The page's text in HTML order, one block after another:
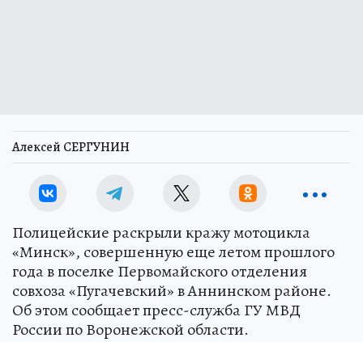
Алексей СЕРГУНИН
Полицейские раскрыли кражу мотоцикла
«Минск», совершенную еще летом прошлого
года в поселке Первомайского отделения
совхоза «Пугачевский» в Аннинском районе.
Об этом сообщает пресс-служба ГУ МВД
России по Воронежской области.